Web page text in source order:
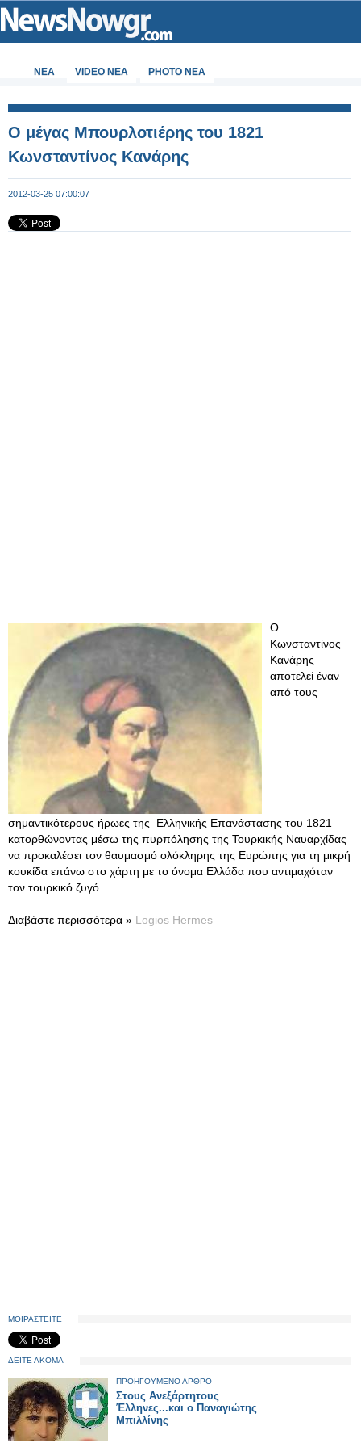
ΝΕΑ VIDEO NEA PHOTO NEA
Ο μέγας Μπουρλοτιέρης του 1821
Κωνσταντίνος Κανάρης
2012-03-25 07:00:07
Ο
Κωνσταντίνος
Κανάρης
αποτελεί έναν
από τους
σημαντικότερους ήρωες της Ελληνικής Επανάστασης του 1821
κατορθώνοντας μέσω της πυρπόλησης της Τουρκικής Ναυαρχίδας
να προκαλέσει τον θαυμασμό ολόκληρης της Ευρώπης για τη μικρή
κουκίδα επάνω στο χάρτη με το όνομα Ελλάδα που αντιμαχόταν
τον τουρκικό ζυγό.
Διαβάστε περισσότερα » Logios Hermes
ΜΟΙΡΑΣΤΕΙΤΕ
ΔΕΙΤΕ ΑΚΟΜΑ
ΠΡΟΗΓΟΥΜΕΝΟ ΑΡΘΡΟ
Στους Ανεξάρτητους
Έλληνες...και ο Παναγιώτης
Μπιλλίνης